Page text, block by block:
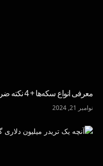
معرفی انواع سکه‌ها + 4 نکته ضروری قبل از خرید
نوامبر 21, 2024